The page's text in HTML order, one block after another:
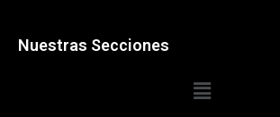
Nuestras Secciones